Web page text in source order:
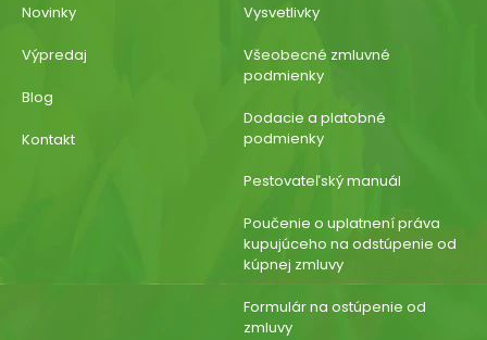
Novinky
Výpredaj
Blog
Kontakt
Vysvetlivky
Všeobecné zmluvné
podmienky
Dodacie a platobné
podmienky
Pestovateľský manuál
Poučenie o uplatnení práva
kupujúceho na odstúpenie od
kúpnej zmluvy
Formulár na ostúpenie od
zmluvy